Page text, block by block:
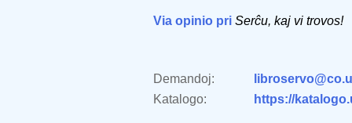
Via opinio pri Serĉu, kaj vi trovos!
Demandoj:
Katalogo:
https://